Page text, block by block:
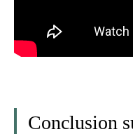
Conclusion